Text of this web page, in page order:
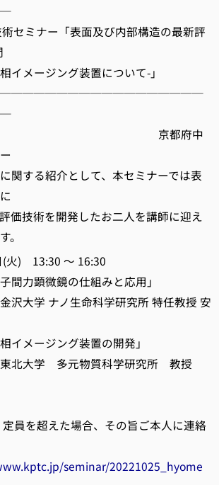
セミナー「表面及び内部構造の最新評
イメージング装置について-」
府中
関する紹介として、本セミナーでは表
価技術を開発したお二人を講師に迎え
。
) 13:30 ～ 16:30
力顕微鏡の仕組みと応用」
学 ナノ生命科学研究所 特任教授 安
ージング装置の開発」
学 多元物質科学研究所 教授
を超えた場合、その旨ご本人に連絡
seminar/20221025_hyome